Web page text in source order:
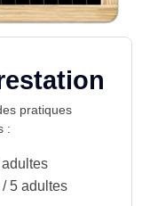
pratiques
:
5 adultes